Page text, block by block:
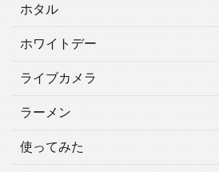
ホタル
ホワイトデー
ライブカメラ
ラーメン
使ってみた